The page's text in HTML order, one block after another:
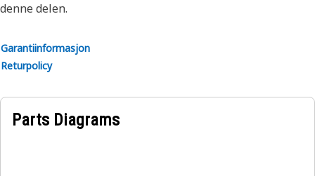
denne delen.
Garantiinformasjon
Returpolicy
Parts Diagrams